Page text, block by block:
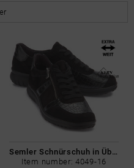
Semler Schnürschuh in Übergrößen
Item number: 4049-16